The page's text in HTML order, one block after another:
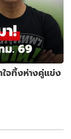
จทิ้งห่างคู่แข่ง